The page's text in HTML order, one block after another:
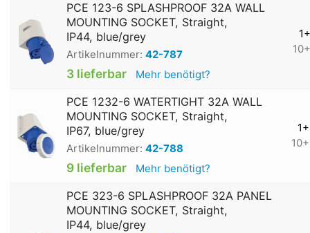
PCE 123-6 SPLASHPROOF 32A WALL
MOUNTING SOCKET, Straight,
IP44, blue/grey
Artikelnummer: 42-787
3 lieferbar Mehr benötigt?
1+
10+
PCE 1232-6 WATERTIGHT 32A WALL
MOUNTING SOCKET, Straight,
IP67, blue/grey
Artikelnummer: 42-788
9 lieferbar Mehr benötigt?
1+
10+
PCE 323-6 SPLASHPROOF 32A PANEL
MOUNTING SOCKET, Straight,
IP44, blue/grey